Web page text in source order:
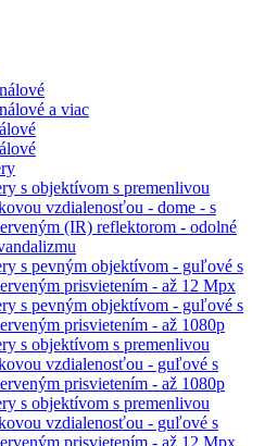
a viac
s objektívom s premenlivou
vzdialenosťou - dome - s
(IR) reflektorom - odolné
s pevným objektívom - guľové s
prisvietením - až 12 Mpx
s pevným objektívom - guľové s
prisvietením - až 1080p
s objektívom s premenlivou
vzdialenosťou - guľové s
prisvietením - až 1080p
s objektívom s premenlivou
vzdialenosťou - guľové s
prisvietením - až 12 Mpx